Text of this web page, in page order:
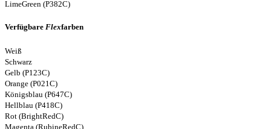
LimeGreen (P382C)
Verfügbare Flexfarben
Weiß
Schwarz
Gelb (P123C)
Orange (P021C)
Königsblau (P647C)
Hellblau (P418C)
Rot (BrightRedC)
Magenta (RubineRedC)